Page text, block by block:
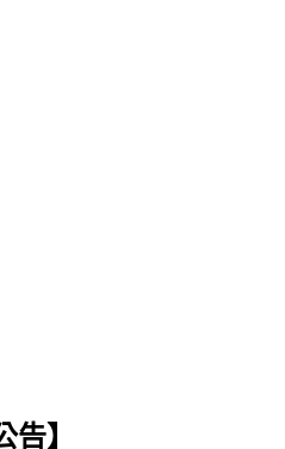
告】